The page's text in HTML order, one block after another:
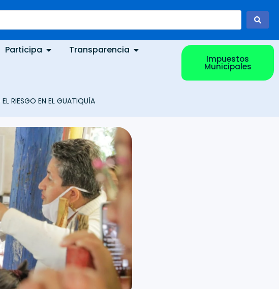
Participa
Transparencia
Impuestos
Municipales
RIESGO EN EL GUATIQUÍA